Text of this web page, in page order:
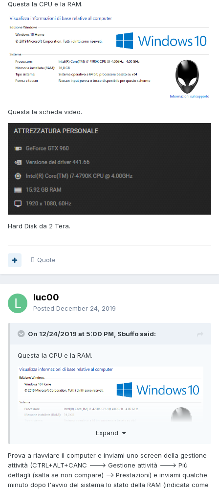
Come PC ho un PC fisso Dell Alienware X51 R2.
Secondo voi cosa potrebbe essere? Può essere un
problema di alimentatore?
Tra l'altro è un PC fisso ma ha un alimentatore esterno.
Il PC sarebbe questo.
Questa la CPU e la RAM.
Questa la scheda video.
Hard Disk da 2 Tera.
Quote
luc00
Posted December 24, 2019
On 12/24/2019 at 5:00 PM, Sbuffo said:
Questa la CPU e la RAM.
Questa la scheda video.
Expand
Prova a riavviare il computer e inviami uno screen della gestione
attività (CTRL+ALT+CANC ---> Gestione attività ---> Più
dettagli (salta se non compare) --> Prestazioni) e inviami qualche
minuto dopo l'avvio del sistema lo stato della RAM (indicata come